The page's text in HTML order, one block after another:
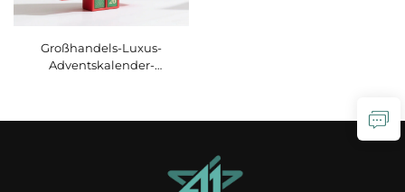
Großhandels-Luxus-
Adventskalender-